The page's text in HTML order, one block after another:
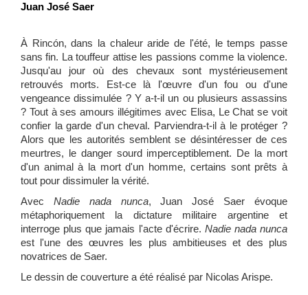
Juan José Saer
À Rincón, dans la chaleur aride de l'été, le temps passe
sans fin. La touffeur attise les passions comme la violence.
Jusqu'au jour où des chevaux sont mystérieusement
retrouvés morts. Est-ce là l'œuvre d'un fou ou d'une
vengeance dissimulée ? Y a-t-il un ou plusieurs assassins
? Tout à ses amours illégitimes avec Elisa, Le Chat se voit
confier la garde d'un cheval. Parviendra-t-il à le protéger ?
Alors que les autorités semblent se désintéresser de ces
meurtres, le danger sourd imperceptiblement. De la mort
d'un animal à la mort d'un homme, certains sont prêts à
tout pour dissimuler la vérité.
Avec Nadie nada nunca, Juan José Saer évoque
métaphoriquement la dictature militaire argentine et
interroge plus que jamais l'acte d'écrire. Nadie nada nunca
est l'une des œuvres les plus ambitieuses et des plus
novatrices de Saer.
Le dessin de couverture a été réalisé par Nicolas Arispe.